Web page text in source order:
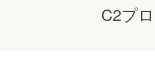
C2プ